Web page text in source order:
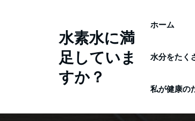
キ
水素水に満
足していま
すか？
ホーム
水分をたく
私が健康の